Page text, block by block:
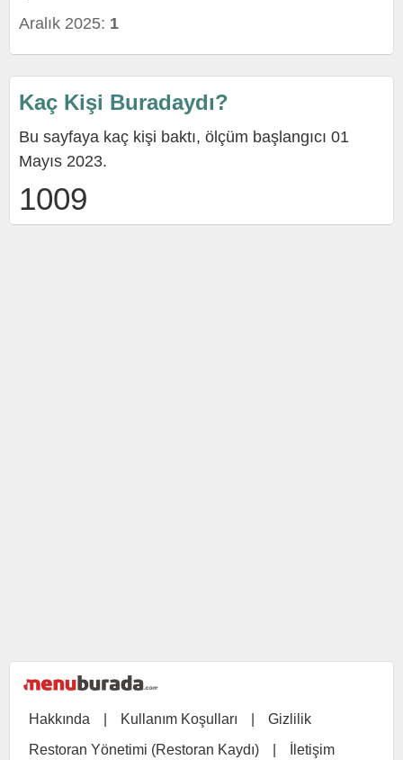
Aralık 2025: 1
Kaç Kişi Buradaydı?
Bu sayfaya kaç kişi baktı, ölçüm başlangıcı 01
Mayıs 2023.
1009
Hakkında Kullanım Koşulları
Gizlilik
Restoran Yönetimi (Restoran Kaydı)
İletişim